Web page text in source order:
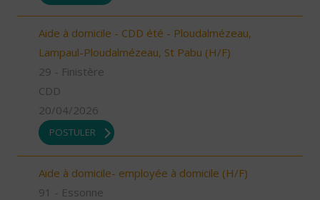
Aide à domicile - CDD été - Ploudalmézeau,
Lampaul-Ploudalmézeau, St Pabu (H/F)
29 - Finistère
CDD
20/04/2026
POSTULER
Aide à domicile- employée à domicile (H/F)
91 - Essonne